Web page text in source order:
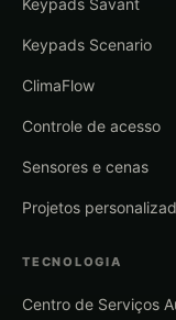
Keypads Scenario
ClimaFlow
Controle de acesso
Sensores e cenas
Projetos
TECNOLOGIA
Centro de Serviços